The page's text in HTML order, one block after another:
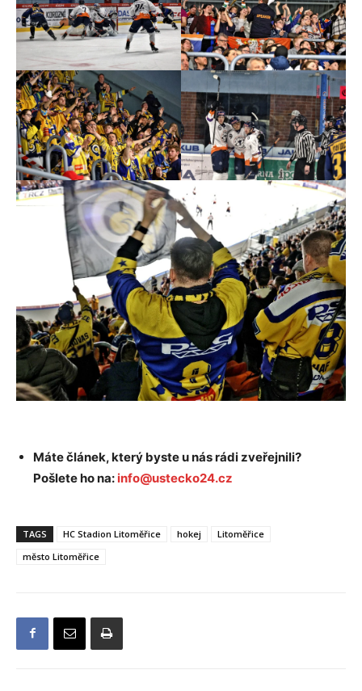
Máte článek, který byste u nás rádi zveřejnili?
Pošlete ho na: info@ustecko24.cz
TAGS HC Stadion Litoměřice hokej
Litoměřice
město Litoměřice